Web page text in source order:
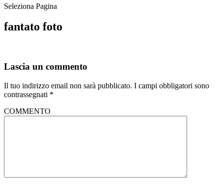
Seleziona Pagina
fantato foto
Lascia un commento
Il tuo indirizzo email non sarà pubblicato. I campi obbligatori sono
contrassegnati *
COMMENTO